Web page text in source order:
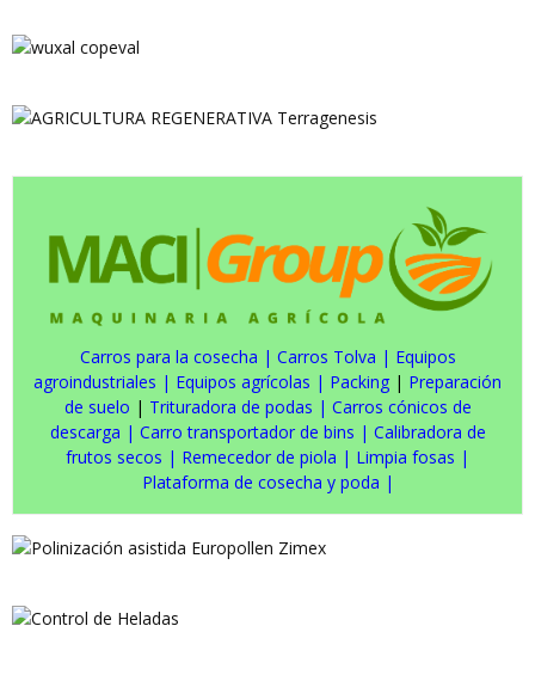
Carros para la cosecha | Carros Tolva | Equipos
agroindustriales | Equipos agrícolas | Packing | Preparación
de suelo | Trituradora de podas | Carros cónicos de
descarga | Carro transportador de bins | Calibradora de
frutos secos | Remecedor de piola | Limpia fosas |
Plataforma de cosecha y poda |